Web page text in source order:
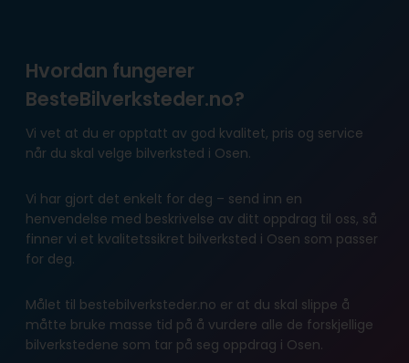
Hvordan fungerer
BesteBilverksteder.no?
Vi vet at du er opptatt av god kvalitet, pris og service
når du skal velge bilverksted i Osen.
Vi har gjort det enkelt for deg – send inn en
henvendelse med beskrivelse av ditt oppdrag til oss, så
finner vi et kvalitetssikret bilverksted i Osen som passer
for deg.
Målet til bestebilverksteder.no er at du skal slippe å
måtte bruke masse tid på å vurdere alle de forskjellige
bilverkstedene som tar på seg oppdrag i Osen.